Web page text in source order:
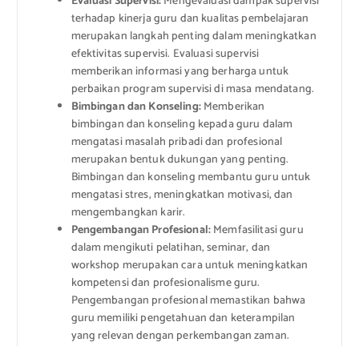
terhadap kinerja guru dan kualitas pembelajaran
merupakan langkah penting dalam meningkatkan
efektivitas supervisi. Evaluasi supervisi
memberikan informasi yang berharga untuk
perbaikan program supervisi di masa mendatang.
Bimbingan dan Konseling:Memberikan
bimbingan dan konseling kepada guru dalam
mengatasi masalah pribadi dan profesional
merupakan bentuk dukungan yang penting.
Bimbingan dan konseling membantu guru untuk
mengatasi stres, meningkatkan motivasi, dan
mengembangkan karir.
Pengembangan Profesional:Memfasilitasi guru
dalam mengikuti pelatihan, seminar, dan
workshop merupakan cara untuk meningkatkan
kompetensi dan profesionalisme guru.
Pengembangan profesional memastikan bahwa
guru memiliki pengetahuan dan keterampilan
yang relevan dengan perkembangan zaman.